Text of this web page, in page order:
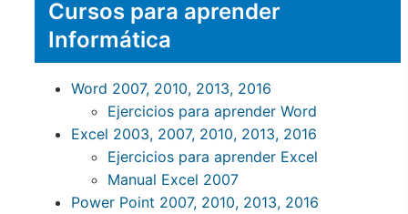
Cursos para aprender
Informática
Word 2007, 2010, 2013, 2016
Ejercicios para aprender Word
Excel 2003, 2007, 2010, 2013, 2016
Ejercicios para aprender Excel
Manual Excel 2007
Power Point 2007, 2010, 2013, 2016